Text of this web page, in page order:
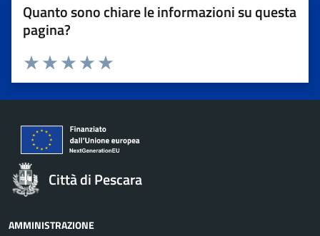
Quanto sono chiare le informazioni su questa
pagina?
Valuta 5 stelle su 5
Valuta 4 stelle su 5
Valuta 3 stelle su 5
Valuta 2 stelle su 5
Valuta 1 stelle su 5
Città di Pescara
AMMINISTRAZIONE